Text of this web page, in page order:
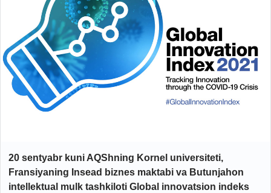
20 sentyabr kuni AQShning Kornel universiteti,
Fransiyaning Insead biznes maktabi va Butunjahon
intellektual mulk tashkiloti Global innovatsion indeks